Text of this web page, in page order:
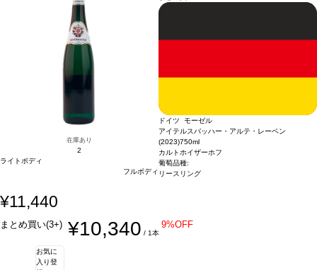
在庫あり
2
ライトボディ
フルボディ
ドイツ モーゼル
アイテルスバッハー・アルテ・レーベン
(2023)750ml
カルトホイザーホフ
葡萄品種:
リースリング
¥11,440
まとめ買い(3+) ¥10,340 / 1本
9%OFF
お気に
入り登